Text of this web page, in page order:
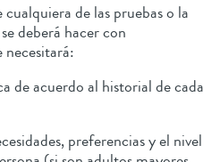
de las pruebas o la
deberá hacer con
necesitará:
de acuerdo al historial de cada
preferencias y el nivel